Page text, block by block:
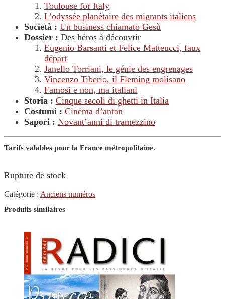
Toulouse for Italy
L’odyssée planétaire des migrants italiens
Società : Un business chiamato Gesù
Dossier : Des héros à découvrir
Eugenio Barsanti et Felice Matteucci, faux
départ
Janello Torriani, le génie des engrenages
Vincenzo Tiberio, il Fleming molisano
Famosi e non, ma italiani
Storia : Cinque secoli di ghetti in Italia
Costumi : Cinéma d’antan
Sapori : Novant’anni di tramezzino
Tarifs valables pour la France métropolitaine.
Rupture de stock
Catégorie : Anciens numéros
Produits similaires